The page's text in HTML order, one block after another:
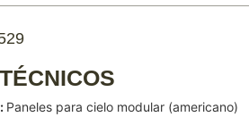
Paneles para cielo modular (americano)